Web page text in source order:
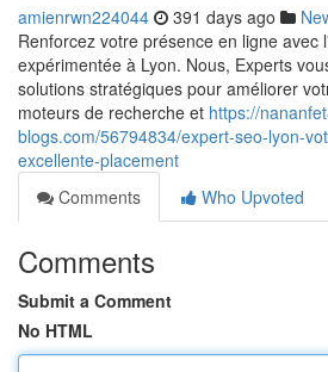
amienrwn224044 391 days ago
Renforcez votre présence en ligne avec
expérimentée à Lyon. Nous, Experts
solutions stratégiques pour améliorer
moteurs de recherche et https://
blogs.com/56794834/expert-seo-lyon-
excellente-placement
Comments
Who Upvoted
Comments
Submit a Comment
No HTML